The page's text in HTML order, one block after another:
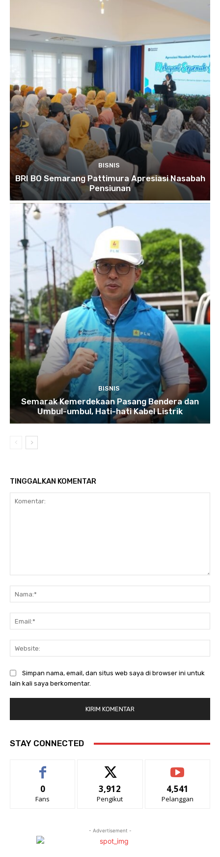
BISNIS
BRI BO Semarang Pattimura Apresiasi Nasabah
Pensiunan
BISNIS
Semarak Kemerdekaan Pasang Bendera dan
Umbul-umbul, Hati-hati Kabel Listrik
TINGGALKAN KOMENTAR
Simpan nama, email, dan situs web saya di browser ini untuk
lain kali saya berkomentar.
STAY CONNECTED
0
Fans
3,912
Pengikut
4,541
Pelanggan
- Advertisement -